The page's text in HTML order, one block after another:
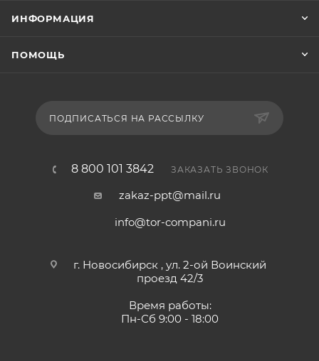
ИНФОРМАЦИЯ
ПОМОЩЬ
ПОДПИСАТЬСЯ НА РАССЫЛКУ
8 800 101 3842 ЗАКАЗАТЬ ЗВОНОК
zakaz-ppt@mail.ru
info@tor-compani.ru
г. Новосибирск , ул. 2-ой Воинский
проезд 42/3
Время работы:
Пн-Сб 9:00 - 18:00